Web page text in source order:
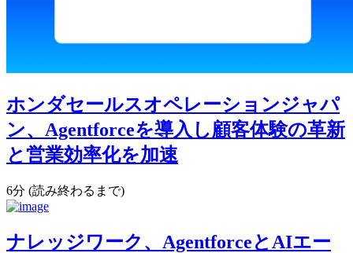
ホンダセールスオペレーションジャパ
ン、Agentforceを導入し顧客体験の革新
と営業効率化を加速
6分 (読み終わるまで)
ナレッジワーク、AgentforceとAIエー